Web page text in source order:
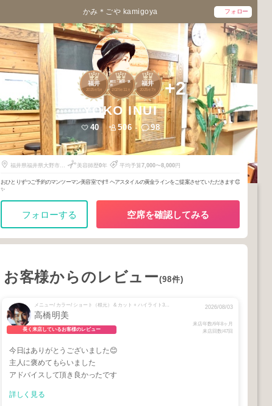
かみ＊ごや kamigoya フォロー
2
福井
2025年 5月
3
鯖江・越前・坂
井
2025年 11 月
3
福井
2025年 7月 +2
YOKO INUI
40 506 98
福井県福井県大野市篠
美容師歴0年 平均予算7,000〜8,000円
おひとりずつご予約のマンツーマン美容室です‼︎ ヘアスタイルの黄金ラインをご提案させていただきます😊
✨
フォローする 空席を確認してみる
お客様からのレビュー(98件)
メニュー/ カラー/ ショート（根元） & カット + ハイライト3本〜5本ダブル☆ + ハイライト1〜2本ダブル☆
高橋明美
長く来店しているお客様のレビュー
2026/08/03
来店年数/6年8ヶ月
来店回数/47回
今日はありがとうございました😊
主人に褒めてもらいました
アドバイスして頂き良かったです
詳しく見る